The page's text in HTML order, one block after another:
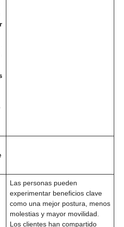
Las personas pueden
experimentar beneficios clave
como una mejor postura, menos
molestias y mayor movilidad.
Los clientes han compartido